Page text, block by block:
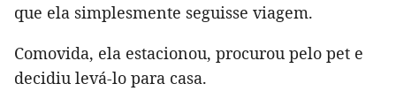
que ela simplesmente seguisse viagem.
Comovida, ela estacionou, procurou pelo pet e
decidiu levá-lo para casa.